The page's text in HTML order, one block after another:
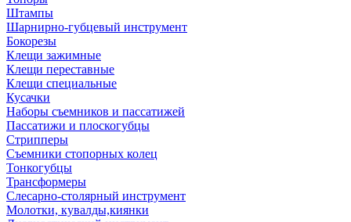
Штампы
Шарнирно-губцевый инструмент
Бокорезы
Клещи зажимные
Клещи переставные
Клещи специальные
Кусачки
Наборы съемников и пассатижей
Пассатижи и плоскогубцы
Стрипперы
Съемники стопорных колец
Тонкогубцы
Трансформеры
Слесарно-столярный инструмент
Молотки, кувалды,киянки